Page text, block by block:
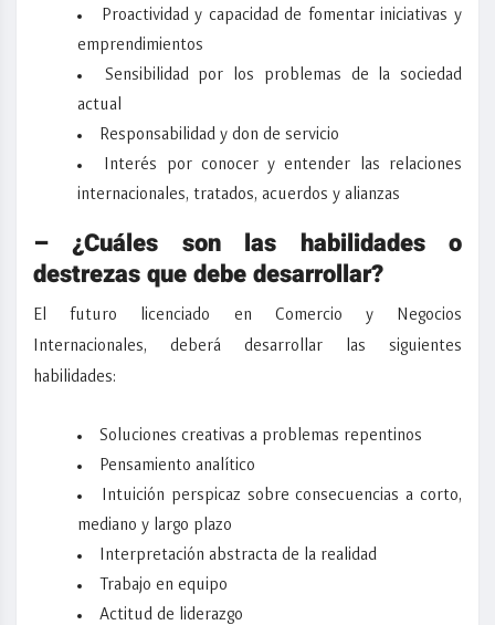
Proactividad y capacidad de fomentar iniciativas y
emprendimientos
Sensibilidad por los problemas de la sociedad
actual
Responsabilidad y don de servicio
Interés por conocer y entender las relaciones
internacionales, tratados, acuerdos y alianzas
– ¿Cuáles son las habilidades o
destrezas que debe desarrollar?
El futuro
licenciado en Comercio y Negocios
Internacionales, deberá desarrollar las siguientes
habilidades:
Soluciones creativas a problemas repentinos
Pensamiento analítico
Intuición perspicaz sobre consecuencias a corto,
mediano y largo plazo
Interpretación abstracta de la realidad
Trabajo en equipo
Actitud de liderazgo